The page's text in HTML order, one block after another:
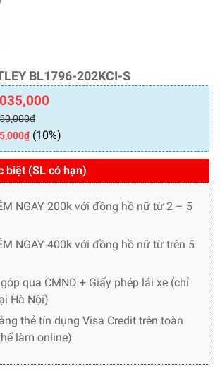
BL1796-202KCI-S
₫
₫(10%)
biệt (SL có hạn)
NGAY 200k với đồng hồ nữ từ 2 – 5
NGAY 400k với đồng hồ nữ từ trên 5
qua CMND + Giấy phép lái xe (chỉ
Hà Nội)
thẻ tín dụng Visa Credit trên toàn
làm online)